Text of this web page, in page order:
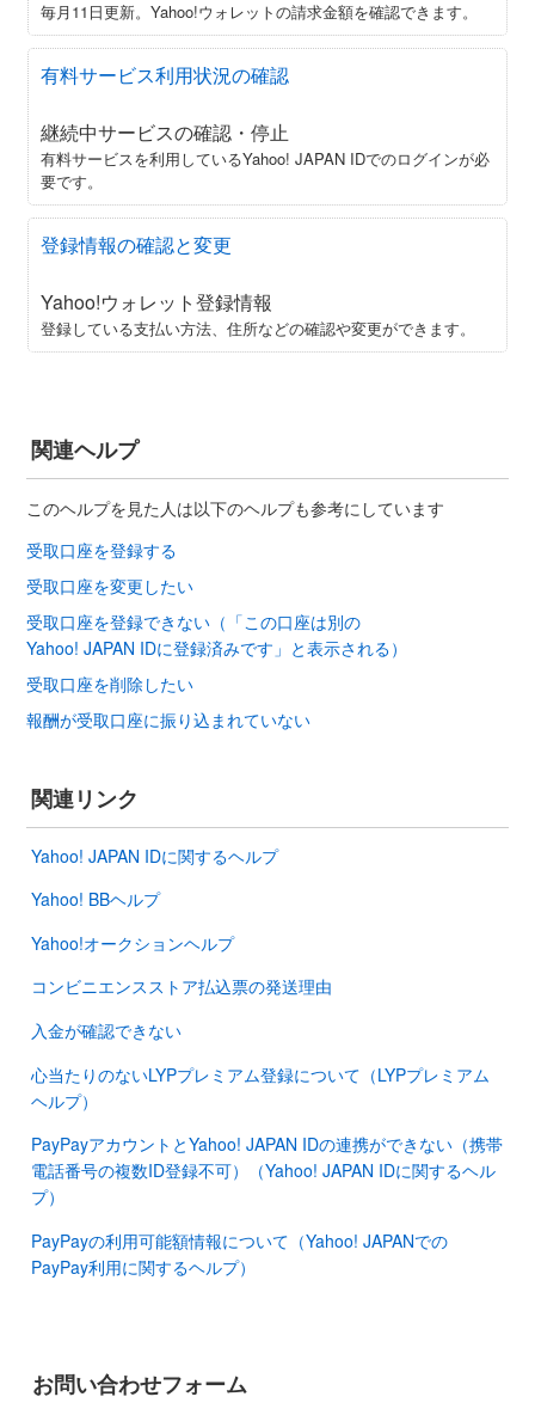
毎月11日更新。Yahoo!ウォレットの請求金額を確認できます。
有料サービス利用状況の確認
継続中サービスの確認・停止
有料サービスを利用しているYahoo! JAPAN IDでのログインが必
要です。
登録情報の確認と変更
Yahoo!ウォレット登録情報
登録している支払い方法、住所などの確認や変更ができます。
関連ヘルプ
このヘルプを見た人は以下のヘルプも参考にしています
受取口座を登録する
受取口座を変更したい
受取口座を登録できない（「この口座は別の
Yahoo! JAPAN IDに登録済みです」と表示される）
受取口座を削除したい
報酬が受取口座に振り込まれていない
関連リンク
Yahoo! JAPAN IDに関するヘルプ
Yahoo! BBヘルプ
Yahoo!オークションヘルプ
コンビニエンスストア払込票の発送理由
入金が確認できない
心当たりのないLYPプレミアム登録について（LYPプレミアム
ヘルプ）
PayPayアカウントとYahoo! JAPAN IDの連携ができない（携帯
電話番号の複数ID登録不可）（Yahoo! JAPAN IDに関するヘル
プ）
PayPayの利用可能額情報について（Yahoo! JAPANでの
PayPay利用に関するヘルプ）
お問い合わせフォーム